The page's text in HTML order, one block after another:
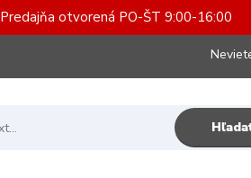
Predajňa otvorená PO-ŠT 9:00-16:00